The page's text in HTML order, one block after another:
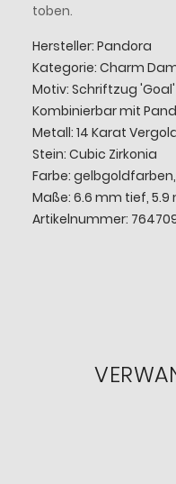
toben.
Hersteller: Pandora
Kategorie: Charm
Motiv: Schriftzug 'Goal'
Kombinierbar mit
Metall: 14 Karat
Stein: Cubic Zirkonia
Farbe:
Maße: 6.6 mm tief, 5.9
Artikelnummer: